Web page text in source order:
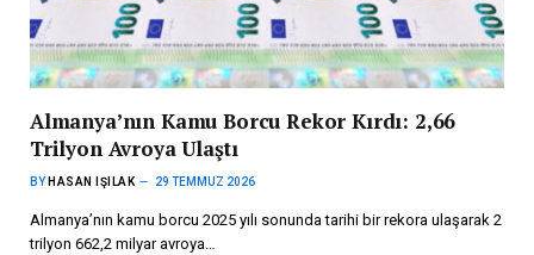
Almanya’nın Kamu Borcu Rekor Kırdı: 2,66
Trilyon Avroya Ulaştı
BY HASAN IŞILAK 29 TEMMUZ 2026
Almanya’nın kamu borcu 2025 yılı sonunda tarihi bir rekora ulaşarak 2
trilyon 662,2 milyar avroya…